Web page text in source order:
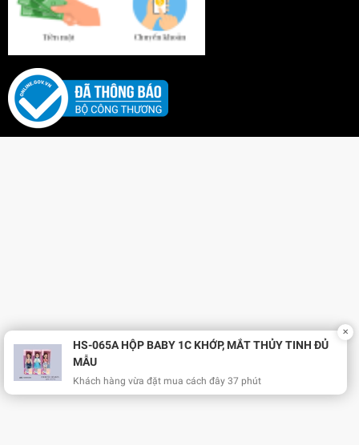
HS-065A HỘP BABY 1C KHỚP, MẮT THỦY TINH ĐỦ
MẪU
Khách hàng vừa đặt mua cách đây 37 phút
✕